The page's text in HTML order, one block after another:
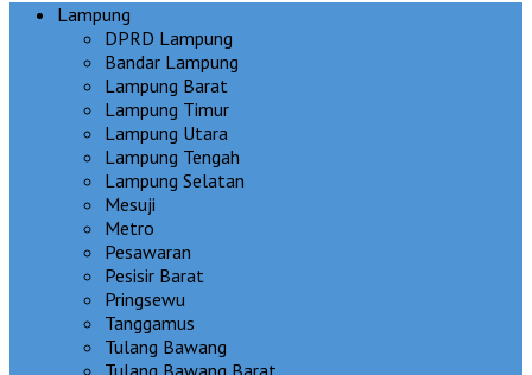
Lampung
DPRD Lampung
Bandar Lampung
Lampung Barat
Lampung Timur
Lampung Utara
Lampung Tengah
Lampung Selatan
Mesuji
Metro
Pesawaran
Pesisir Barat
Pringsewu
Tanggamus
Tulang Bawang
Tulang Bawang Barat